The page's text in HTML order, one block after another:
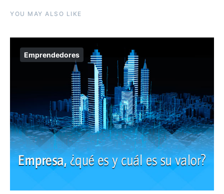
YOU MAY ALSO LIKE
Emprendedores